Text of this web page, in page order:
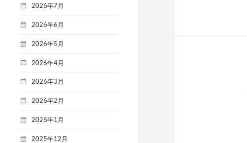
2026年7月
2026年6月
2026年5月
2026年4月
2026年3月
2026年2月
2026年1月
2025年12月